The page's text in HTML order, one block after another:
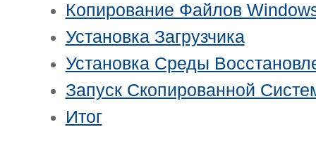
Копирование Файлов
Установка Загрузчика
Установка Среды
Запуск Скопированной
Итог